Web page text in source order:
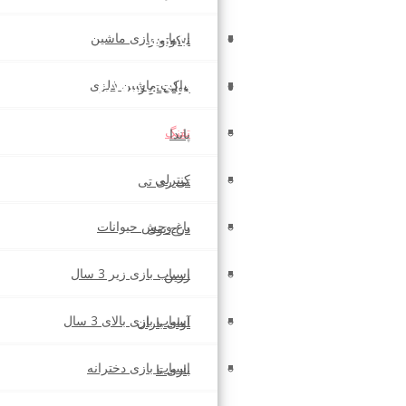
اسباب بازی ماشین
ماکت ماشین فلزی
تفنگ
کنترلی
باغ وحش حیوانات
اسباب بازی زیر 3 سال
اسباب بازی بالای 3 سال
اسباب بازی دخترانه
نیکوتویز
هولی تویز
پاندا
تی ری تی
درج توی
زرین
آوای باران
بازی تا
درباره ما
پیگیری مرسولات